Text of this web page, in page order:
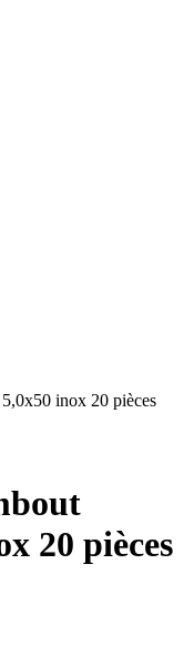
inox 20 pièces
20 pièces